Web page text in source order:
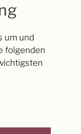
um und
folgenden